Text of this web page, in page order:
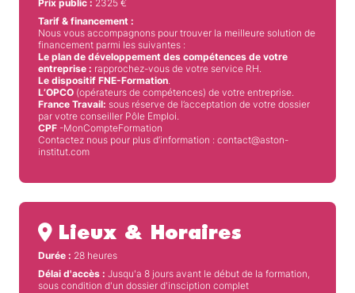
Prix public : 2325 €
Tarif & financement :
Nous vous accompagnons pour trouver la meilleure solution de
financement parmi les suivantes :
Le plan de développement des compétences de votre
entreprise : rapprochez-vous de votre service RH.
Le dispositif FNE-Formation.
L’OPCO (opérateurs de compétences) de votre entreprise.
France Travail: sous réserve de l’acceptation de votre dossier
par votre conseiller Pôle Emploi.
CPF -MonCompteFormation
Contactez nous pour plus d’information : contact@aston-
institut.com
Lieux & Horaires
Durée : 28 heures
Délai d'accès : Jusqu'a 8 jours avant le début de la formation,
sous condition d'un dossier d'insciption complet